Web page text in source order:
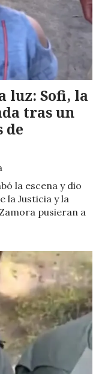
luz: Sofi, la
tras un
de
la escena y dio
la Justicia y la
pusieran a